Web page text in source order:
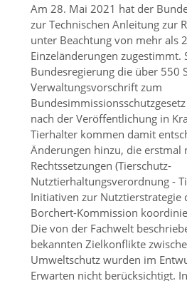
Am 28. Mai 2021 hat der
zur Technischen Anleitung zur
unter Beachtung von mehr als
Einzeländerungen zugestimmt.
Bundesregierung die über 550
Verwaltungsvorschrift zum
nach der Veröffentlichung in
Tierhalter kommen damit
Änderungen hinzu, die erstmal
Rechtssetzungen (Tierschutz-
Nutztierhaltungsverordnung -
Initiativen zur Nutztierstrategie
Borchert-Kommission
Die von der Fachwelt
bekannten Zielkonflikte
Umweltschutz wurden im
Erwarten nicht berücksichtigt.